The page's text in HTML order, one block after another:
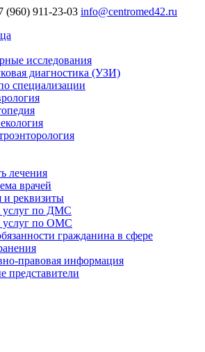
(960) 911-23-03 info@centromed42.ru
исследования
диагностика (УЗИ)
специализации
лечения
врачей
и реквизиты
услуг по ДМС
услуг по ОМС
гражданина в сфере
правовая информация
представители